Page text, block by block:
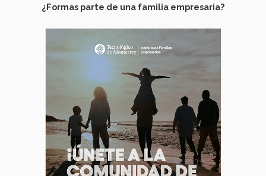
¿Formas parte de una familia empresaria?